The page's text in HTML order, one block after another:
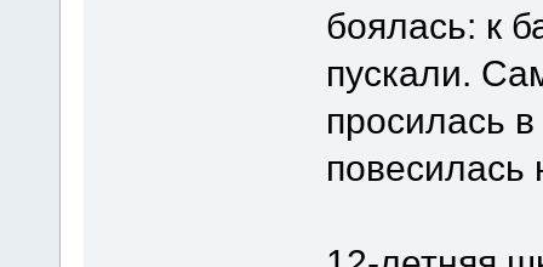
боялась: к
пускали.
просилась
повесилась